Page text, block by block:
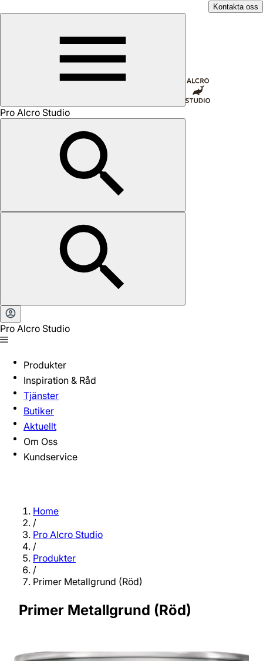
Kontakta oss
Pro Alcro Studio
Pro Alcro Studio
Produkter
Inspiration & Råd
Tjänster
Butiker
Aktuellt
Om Oss
Kundservice
Home
/
Pro Alcro Studio
/
Produkter
/
Primer Metallgrund (Röd)
Primer Metallgrund (Röd)